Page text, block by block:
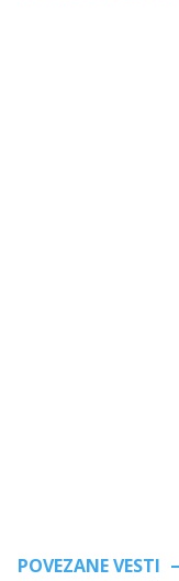
POVEZANE VESTI